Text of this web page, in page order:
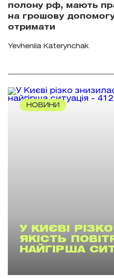
полону рф, мають
на грошову допомогу:
отримати
Yevheniia Katerynchak
НОВИНИ
У КИЄВІ
ЯКІСТЬ
НАЙГІРША